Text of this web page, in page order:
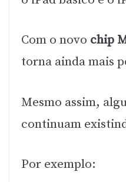
Com o novo chip
torna ainda mais
Mesmo assim,
continuam
Por exemplo: